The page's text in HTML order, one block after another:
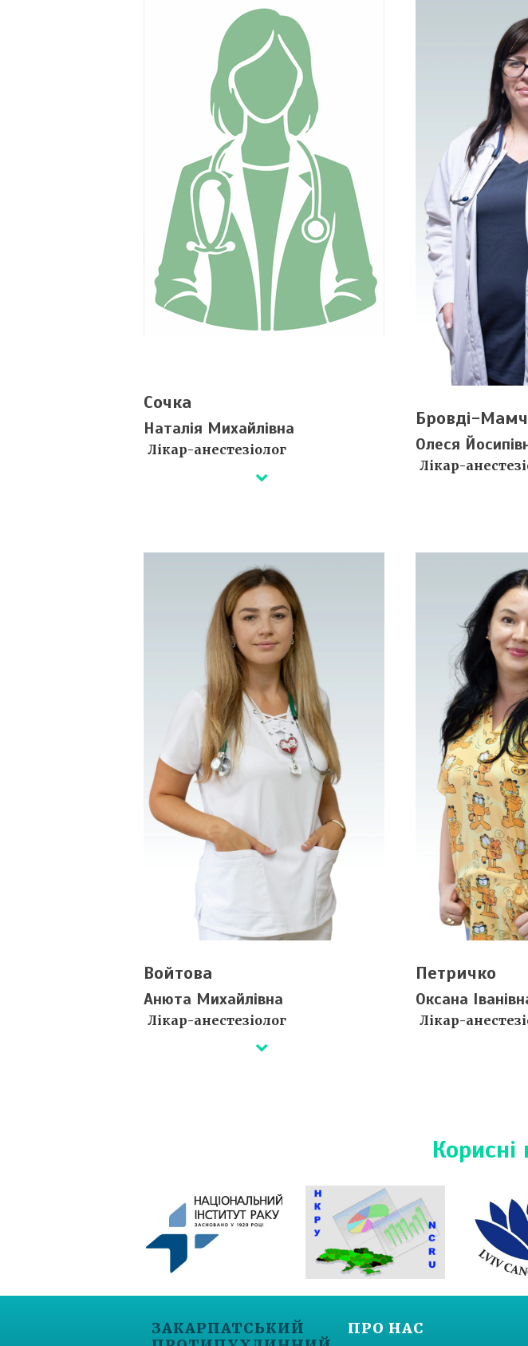
У 2013 р. на базі ДУ «Дніпропетровська
медична академія МОЗ України»
захистила кандидатську дисертацію. Має
16 наукових статей та монографію.
Член Національної асоціації онкологів
України та Європейської асоціації
онкологів (ESMO).
Стаж роботи – 15 років.
Сертифікати ⇒
Сочка
Наталія Михайлівна
Лікар-анестезіолог
Бровді-
Олеся
Лікар-
Войтова
Анюта Михайлівна
Лікар-анестезіолог
Петричко
Оксана
Лікар-
ЗАКАРПАТСЬКИЙ
ПРО НАС